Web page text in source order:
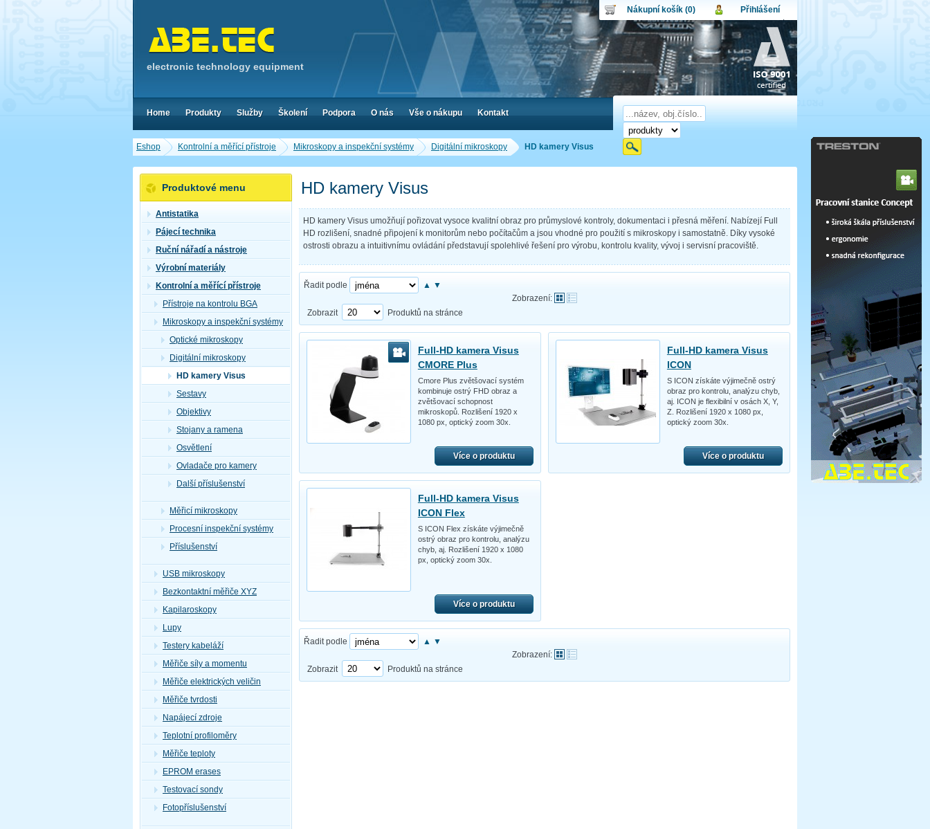
Eshop Kontrolní a měřící přístroje Mikroskopy a inspekční systémy Digitální mikroskopy HD kamery Visus
HD kamery Visus
HD kamery Visus umožňují pořizovat vysoce kvalitní obraz pro průmyslové kontroly, dokumentaci i přesná měření. Nabízejí Full
HD rozlišení, snadné připojení k monitorům nebo počítačům a jsou vhodné pro použití s mikroskopy i samostatně. Díky vysoké
ostrosti obrazu a intuitivnímu ovládání představují spolehlivé řešení pro výrobu, kontrolu kvality, vývoj i servisní pracoviště.
Řadit podle ▲ ▼
Zobrazení:
Zobrazit
Produktů na stránce
Full-HD kamera Visus
CMORE Plus
Cmore Plus zvětšovací systém
kombinuje ostrý FHD obraz a
zvětšovací schopnost
mikroskopů. Rozlišení 1920 x
1080 px, optický zoom 30x.
Více o produktu
Full-HD kamera Visus
ICON
S ICON získáte výjimečně ostrý
obraz pro kontrolu, analýzu chyb,
aj. ICON je flexibilní v osách X, Y,
Z. Rozlišení 1920 x 1080 px,
optický zoom 30x.
Více o produktu
Full-HD kamera Visus
ICON Flex
S ICON Flex získáte výjimečně
ostrý obraz pro kontrolu, analýzu
chyb, aj. Rozlišení 1920 x 1080
px, optický zoom 30x.
Více o produktu
Řadit podle ▲ ▼
Zobrazení:
Zobrazit
Produktů na stránce
Produktové menu
Antistatika
Pájecí technika
Ruční nářadí a nástroje
Výrobní materiály
Kontrolní a měřící přístroje
Přístroje na kontrolu BGA
Mikroskopy a inspekční systémy
Optické mikroskopy
Digitální mikroskopy
HD kamery Visus
Sestavy
Objektivy
Stojany a ramena
Osvětlení
Ovladače pro kamery
Další příslušenství
Měřicí mikroskopy
Procesní inspekční systémy
Příslušenství
USB mikroskopy
Bezkontaktní měřiče XYZ
Kapilaroskopy
Lupy
Testery kabeláží
Měřiče síly a momentu
Měřiče elektrických veličin
Měřiče tvrdosti
Napájecí zdroje
Teplotní profiloměry
Měřiče teploty
EPROM erases
Testovací sondy
Fotopříslušenství
electronic technology equipment
Nákupní košík (0)
Nákupní košík je momentálně prázdný.
Obsah košíku
Počet produktů:0
Cena celkem:
0,00 CZK
Přihlášení
Uživatel:
Heslo:
Přihlásit
Zapomenuté heslo Nová registrace
Home Produkty Služby Školení Podpora O nás Vše o nákupu Kontakt